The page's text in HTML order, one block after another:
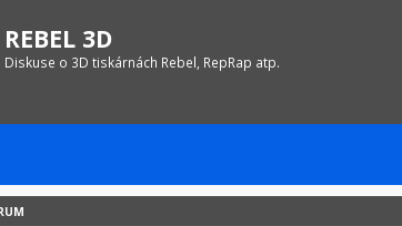
REBEL 3D
Diskuse o 3D tiskárnách Rebel, RepRap atp.